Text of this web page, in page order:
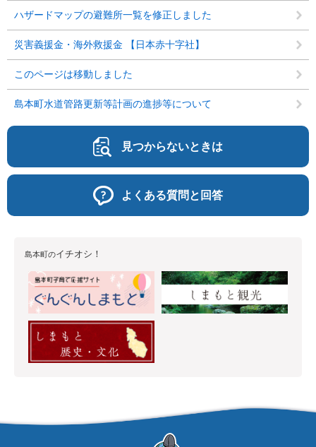
ハザードマップの避難所一覧を修正しました
災害義援金・海外救援金 【日本赤十字社】
このページは移動しました
島本町水道管路更新等計画の進捗等について
見つからないときは
よくある質問と回答
島本町のイチオシ！